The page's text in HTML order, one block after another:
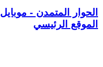
الحوار المتمدن - موبايل
الموقع الرئيسي